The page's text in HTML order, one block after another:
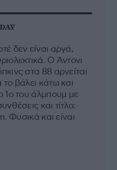
δεν είναι αργά,
Ο Άντονι
στα 88 αρνείται
το βάλει κάτω και
1ο του άλμπουμ με
και τίτλο:
Φυσικά και είναι